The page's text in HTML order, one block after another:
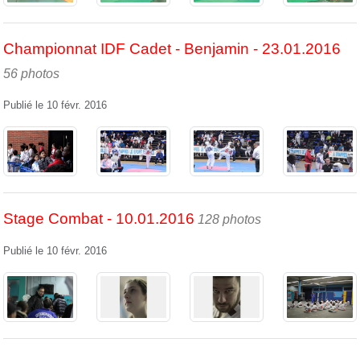
Championnat IDF Cadet - Benjamin - 23.01.2016
56 photos
Publié le 10 févr. 2016
Stage Combat - 10.01.2016 128 photos
Publié le 10 févr. 2016